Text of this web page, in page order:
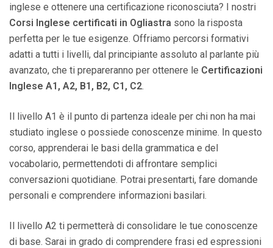
inglese e ottenere una certificazione riconosciuta? I nostri
Corsi Inglese certificati in Ogliastra sono la risposta
perfetta per le tue esigenze. Offriamo percorsi formativi
adatti a tutti i livelli, dal principiante assoluto al parlante più
avanzato, che ti prepareranno per ottenere le Certificazioni
Inglese A1, A2, B1, B2, C1, C2.
Il livello A1 è il punto di partenza ideale per chi non ha mai
studiato inglese o possiede conoscenze minime. In questo
corso, apprenderai le basi della grammatica e del
vocabolario, permettendoti di affrontare semplici
conversazioni quotidiane. Potrai presentarti, fare domande
personali e comprendere informazioni basilari.
Il livello A2 ti permetterà di consolidare le tue conoscenze
di base. Sarai in grado di comprendere frasi ed espressioni